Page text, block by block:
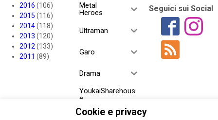
2016 (106)
2015 (116)
2014(118)
2013 (120)
2012(133)
2011 (89)
Metal
Heroes
Ultraman
Garo
Drama
YoukaiSharehous
e
Project RED
Seguici sui Social
Cookie e privacy